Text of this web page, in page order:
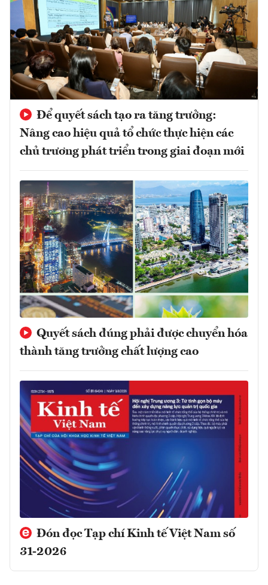
Để quyết sách tạo ra tăng trưởng:
Nâng cao hiệu quả tổ chức thực hiện các
chủ trương phát triển trong giai đoạn mới
Quyết sách đúng phải được chuyển hóa
thành tăng trưởng chất lượng cao
Đón đọc Tạp chí Kinh tế Việt Nam số
31-2026